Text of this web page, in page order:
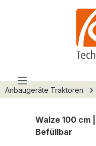
Anbaugeräte Traktoren
Walze 100 cm
Befüllbar